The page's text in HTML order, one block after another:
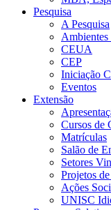
Pesquisa
A Pesquisa
Ambientes
CEUA
CEP
Iniciação
Eventos
Extensão
Cursos de
Matrículas
Salão de
Setores
Projetos
Ações
UNISC